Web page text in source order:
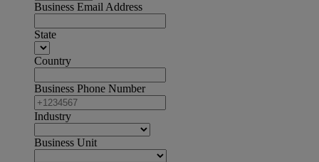
Business Email Address
State
Country
Business Phone Number
Industry
Business Unit